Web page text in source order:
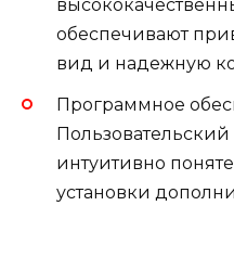
обеспечивают
вид и надежную
Программное
интуитивно
установки